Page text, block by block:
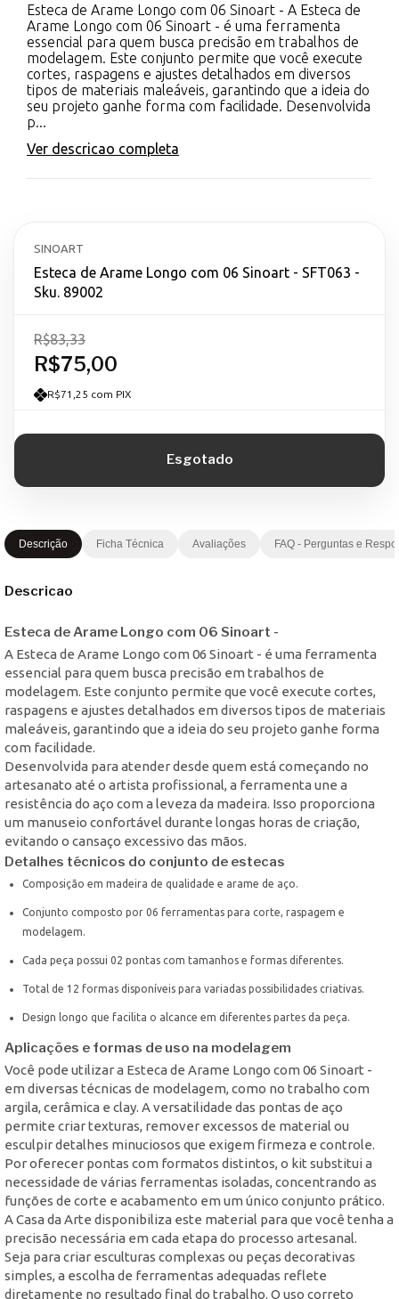
Esteca de Arame Longo com 06 Sinoart - A Esteca de
Arame Longo com 06 Sinoart - é uma ferramenta
essencial para quem busca precisão em trabalhos de
modelagem. Este conjunto permite que você execute
cortes, raspagens e ajustes detalhados em diversos
tipos de materiais maleáveis, garantindo que a ideia do
seu projeto ganhe forma com facilidade. Desenvolvida
p...
Ver descricao completa
SINOART
Esteca de Arame Longo com 06 Sinoart - SFT063 -
Sku. 89002
R$75,00
R$83,33
R$71,25 com PIX
Descrição Ficha Técnica Avaliações FAQ - Perguntas e
Descricao
Esteca de Arame Longo com 06 Sinoart -
A Esteca de Arame Longo com 06 Sinoart - é uma ferramenta
essencial para quem busca precisão em trabalhos de
modelagem. Este conjunto permite que você execute cortes,
raspagens e ajustes detalhados em diversos tipos de materiais
maleáveis, garantindo que a ideia do seu projeto ganhe forma
com facilidade.
Desenvolvida para atender desde quem está começando no
artesanato até o artista profissional, a ferramenta une a
resistência do aço com a leveza da madeira. Isso proporciona
um manuseio confortável durante longas horas de criação,
evitando o cansaço excessivo das mãos.
Detalhes técnicos do conjunto de estecas
Composição em madeira de qualidade e arame de aço.
Conjunto composto por 06 ferramentas para corte, raspagem e
modelagem.
Cada peça possui 02 pontas com tamanhos e formas diferentes.
Total de 12 formas disponíveis para variadas possibilidades criativas.
Design longo que facilita o alcance em diferentes partes da peça.
Aplicações e formas de uso na modelagem
Você pode utilizar a Esteca de Arame Longo com 06 Sinoart -
em diversas técnicas de modelagem, como no trabalho com
argila, cerâmica e clay. A versatilidade das pontas de aço
permite criar texturas, remover excessos de material ou
esculpir detalhes minuciosos que exigem firmeza e controle.
Por oferecer pontas com formatos distintos, o kit substitui a
necessidade de várias ferramentas isoladas, concentrando as
funções de corte e acabamento em um único conjunto prático.
A Casa da Arte disponibiliza este material para que você tenha a
precisão necessária em cada etapa do processo artesanal.
Seja para criar esculturas complexas ou peças decorativas
simples, a escolha de ferramentas adequadas reflete
diretamente no resultado final do trabalho. O uso correto